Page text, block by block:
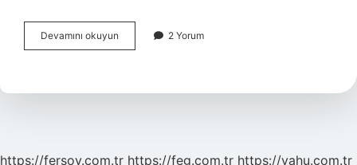
Devamını okuyun Kazakistan
Neyi
2 Yorum
https://fersoy.com.tr https://feg.com.tr https://yahu.com.tr